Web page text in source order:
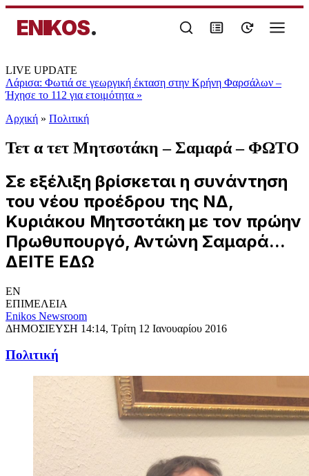
ENIKOS.
LIVE UPDATE
Λάρισα: Φωτιά σε γεωργική έκταση στην Κρήνη Φαρσάλων –
Ήχησε το 112 για ετοιμότητα »
Αρχική » Πολιτική
Τετ α τετ Μητσοτάκη – Σαμαρά – ΦΩΤΟ
Σε εξέλιξη βρίσκεται η συνάντηση
του νέου προέδρου της ΝΔ,
Κυριάκου Μητσοτάκη με τον πρώην
Πρωθυπουργό, Αντώνη Σαμαρά...
ΔΕΙΤΕ ΕΔΩ
EN
ΕΠΙΜΕΛΕΙΑ
Enikos Newsroom
ΔΗΜΟΣΙΕΥΣΗ 14:14, Τρίτη 12 Ιανουαρίου 2016
Πολιτική